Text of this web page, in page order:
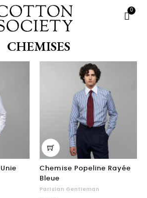
CHEMISES
Chemise Popeline Rayée
Bleue
Parisian Gentleman